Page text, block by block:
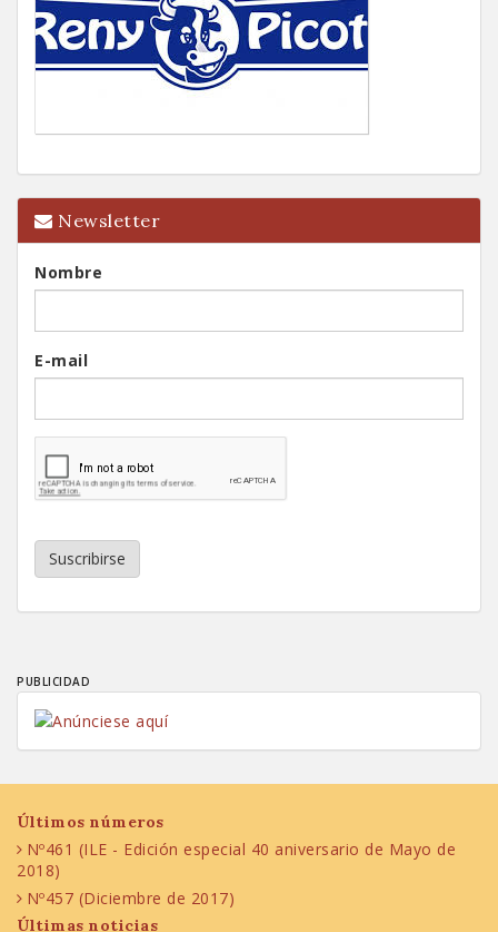
Newsletter
Nombre
E-mail
Suscribirse
PUBLICIDAD
Últimos números
Nº461 (ILE - Edición especial 40 aniversario de Mayo de
2018)
Nº457 (Diciembre de 2017)
Últimas noticias